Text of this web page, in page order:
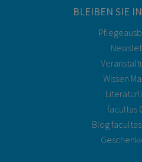
BLEIBEN SIE
Wissen
facultas
Blog